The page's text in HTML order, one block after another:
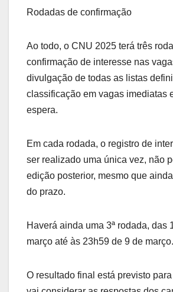
Rodadas de confirmação
Ao todo, o CNU 2025 terá três
confirmação de interesse nas
divulgação de todas as listas
classificação em vagas imediatas
espera.
Em cada rodada, o registro de
ser realizado uma única vez, não
edição posterior, mesmo que
do prazo.
Haverá ainda uma 3ª rodada, das
março até às 23h59 de 9 de março.
O resultado final está previsto